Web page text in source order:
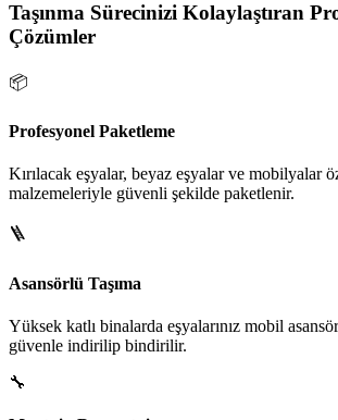
Taşınma Sürecinizi Kolaylaştıran
Çözümler
📦
Profesyonel Paketleme
Kırılacak eşyalar, beyaz eşyalar ve mobilyalar
malzemeleriyle güvenli şekilde paketlenir.
🪜
Asansörlü Taşıma
Yüksek katlı binalarda eşyalarınız mobil
güvenle indirilip bindirilir.
🔧